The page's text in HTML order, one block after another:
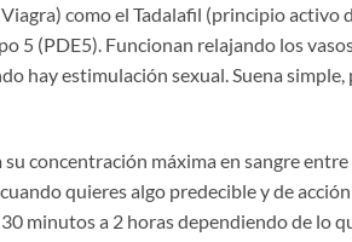
como el Tadalafil (principio activo
5 (PDE5). Funcionan relajando los
hay estimulación sexual. Suena simple,
concentración máxima en sangre
quieres algo predecible y de
minutos a 2 horas dependiendo de lo